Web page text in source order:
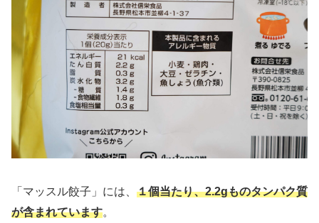
「マッスル餃子」には、 １個当たり、2.2gものタンパク質
が含まれています。